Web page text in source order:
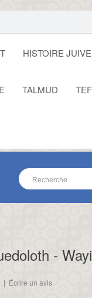
HISTOIRE JUIVE
TALMUD
-
| Écrire un avis